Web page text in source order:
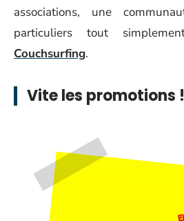
associations, une
particuliers tout
Couchsurfing.
Vite les promotions !